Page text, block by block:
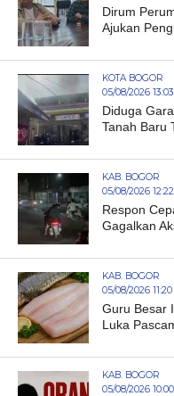
Dirum
Ajukan
KOTA BOGOR
05/08/2026 13:03
Diduga
Tanah Baru
KAB. BOGOR
05/08/2026 12:22
Respon
Gagalkan
KAB. BOGOR
05/08/2026 11:20
Guru Besar
Luka
KAB. BOGOR
05/08/2026 10:00